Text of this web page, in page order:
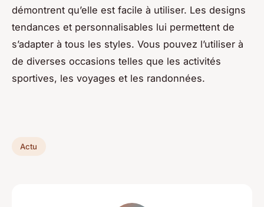
démontrent qu’elle est facile à utiliser. Les designs
tendances et personnalisables lui permettent de
s’adapter à tous les styles. Vous pouvez l’utiliser à
de diverses occasions telles que les activités
sportives, les voyages et les randonnées.
Actu